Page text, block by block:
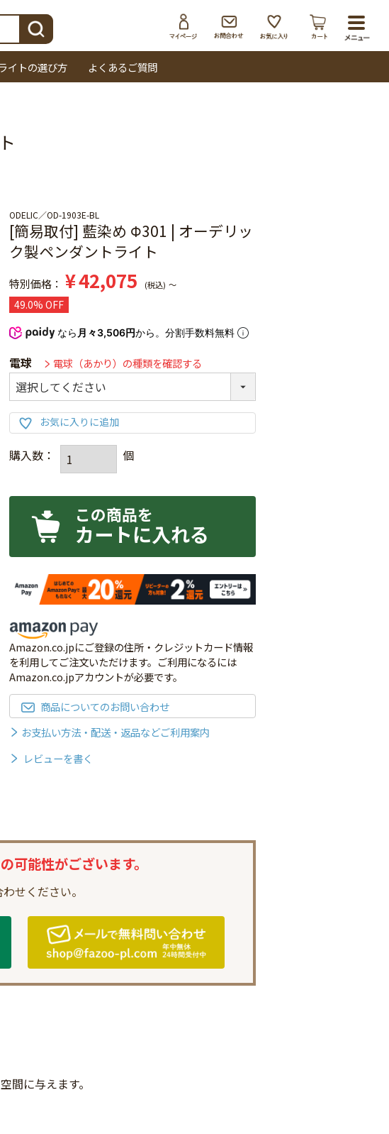
検索
イトの選び方 よくあるご質問
ODELIC OD-1903E-BL
[簡易取付] 藍染め Φ301 | オーデリッ
ク製ペンダントライト
特別価格 ¥42,075 税込 〜
49.0% OFF
なら 月々3,506円から。分割手数料無料
電球 電球（あかり）の種類を確認する
カートに入れる
Amazon.co.jpにご登録の住所・クレジットカード情報
を利用してご注文いただけます。ご利用になるには
Amazon.co.jpアカウントが必要です。
商品についてのお問い合わせ
お支払い方法・配送・返品などご利用案内
レビューを書く
可能性がございます。
せください。
間に与えます。